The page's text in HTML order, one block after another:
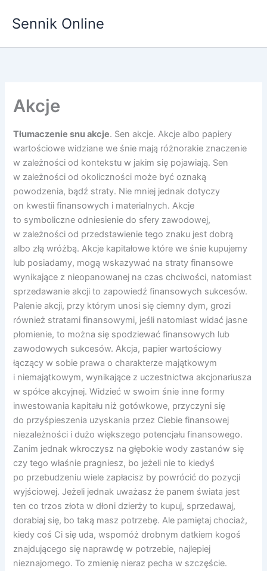
Sennik Online
Akcje
Tłumaczenie snu akcje. Sen akcje. Akcje albo papiery
wartościowe widziane we śnie mają różnorakie znaczenie
w zależności od kontekstu w jakim się pojawiają. Sen
w zależności od okoliczności może być oznaką
powodzenia, bądź straty. Nie mniej jednak dotyczy
on kwestii finansowych i materialnych. Akcje
to symboliczne odniesienie do sfery zawodowej,
w zależności od przedstawienie tego znaku jest dobrą
albo złą wróżbą. Akcje kapitałowe które we śnie kupujemy
lub posiadamy, mogą wskazywać na straty finansowe
wynikające z nieopanowanej na czas chciwości, natomiast
sprzedawanie akcji to zapowiedź finansowych sukcesów.
Palenie akcji, przy którym unosi się ciemny dym, grozi
również stratami finansowymi, jeśli natomiast widać jasne
płomienie, to można się spodziewać finansowych lub
zawodowych sukcesów. Akcja, papier wartościowy
łączący w sobie prawa o charakterze majątkowym
i niemajątkowym, wynikające z uczestnictwa akcjonariusza
w spółce akcyjnej. Widzieć w swoim śnie inne formy
inwestowania kapitału niż gotówkowe, przyczyni się
do przyśpieszenia uzyskania przez Ciebie finansowej
niezależności i dużo większego potencjału finansowego.
Zanim jednak wkroczysz na głębokie wody zastanów się
czy tego właśnie pragniesz, bo jeżeli nie to kiedyś
po przebudzeniu wiele zapłacisz by powrócić do pozycji
wyjściowej. Jeżeli jednak uważasz że panem świata jest
ten co trzos złota w dłoni dzierży to kupuj, sprzedawaj,
dorabiaj się, bo taką masz potrzebę. Ale pamiętaj chociaż,
kiedy coś Ci się uda, wspomóż drobnym datkiem kogoś
znajdującego się naprawdę w potrzebie, najlepiej
nieznajomego. To zmienię nieraz pecha w szczęście.